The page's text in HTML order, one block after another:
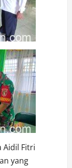
Aidil Fitri
yang